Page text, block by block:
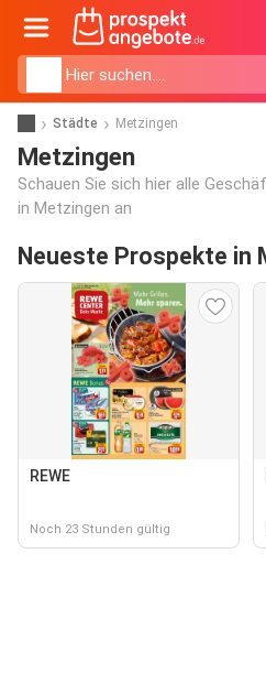
Städte Metzingen
Metzingen
Schauen Sie sich hier alle
in Metzingen an
Neueste Prospekte in
REWE
Noch 23 Stunden gültig